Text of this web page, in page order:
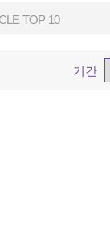
TOP 10
기간